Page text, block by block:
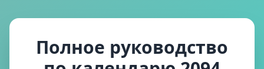
Полное руководство